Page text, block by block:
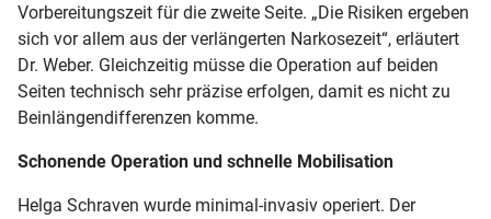
Vorbereitungszeit für die zweite Seite. „Die Risiken ergeben
sich vor allem aus der verlängerten Narkosezeit“, erläutert
Dr. Weber. Gleichzeitig müsse die Operation auf beiden
Seiten technisch sehr präzise erfolgen, damit es nicht zu
Beinlängendifferenzen komme.
Schonende Operation und schnelle Mobilisation
Helga Schraven wurde minimal-invasiv operiert. Der